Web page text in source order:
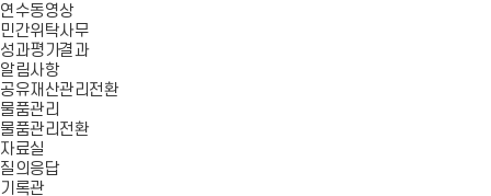
연수동영상
민간위탁사무
성과평가결과
알림사항
공유재산관리전환
물품관리
물품관리전환
자료실
질의응답
기록관